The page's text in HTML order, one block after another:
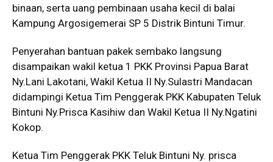
binaan, serta uang pembinaan usaha kecil di balai
Kampung Argosigemerai SP 5 Distrik Bintuni Timur.
Penyerahan bantuan pakek sembako langsung
disampaikan wakil ketua 1 PKK Provinsi Papua Barat
Ny.Lani Lakotani, Wakil Ketua II Ny.Sulastri Mandacan
didampingi Ketua Tim Penggerak PKK Kabupaten Teluk
Bintuni Ny.Prisca Kasihiw dan Wakil Ketua II Ny.Ngatini
Kokop.
Ketua Tim Penggerak PKK Teluk Bintuni Ny. prisca